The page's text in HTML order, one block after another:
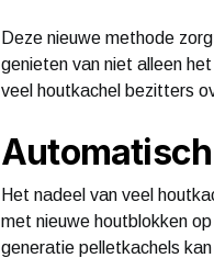
Deze nieuwe methode
genieten van niet alleen
veel houtkachel bezitters
Automatisch
Het nadeel van veel
met nieuwe houtblokken
generatie pelletkachels